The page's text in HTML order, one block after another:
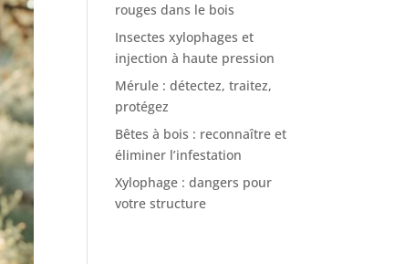
rouges dans le bois
Insectes xylophages et
injection à haute pression
Mérule : détectez, traitez,
protégez
Bêtes à bois : reconnaître et
éliminer l’infestation
Xylophage : dangers pour
votre structure